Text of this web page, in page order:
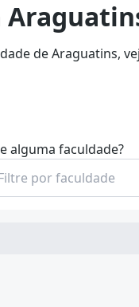
de Araguatins,
alguma faculdade?